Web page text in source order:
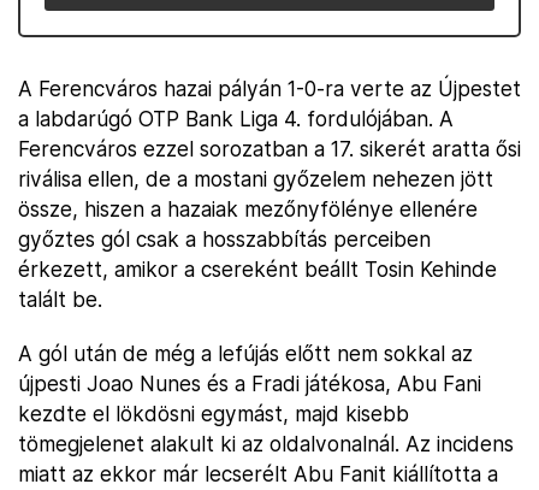
A Ferencváros hazai pályán 1-0-ra verte az Újpestet
a labdarúgó OTP Bank Liga 4. fordulójában. A
Ferencváros ezzel sorozatban a 17. sikerét aratta ősi
riválisa ellen, de a mostani győzelem nehezen jött
össze, hiszen a hazaiak mezőnyfölénye ellenére
győztes gól csak a hosszabbítás perceiben
érkezett, amikor a csereként beállt Tosin Kehinde
talált be.
A gól után de még a lefújás előtt nem sokkal az
újpesti Joao Nunes és a Fradi játékosa, Abu Fani
kezdte el lökdösni egymást, majd kisebb
tömegjelenet alakult ki az oldalvonalnál. Az incidens
miatt az ekkor már lecserélt Abu Fanit kiállította a